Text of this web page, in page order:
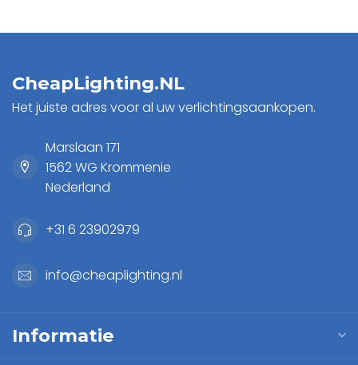
CheapLighting.NL
Het juiste adres voor al uw verlichtingsaankopen.
Marslaan 171
1562 WG Krommenie
Nederland
+31 6 23902979
info@cheaplighting.nl
Informatie